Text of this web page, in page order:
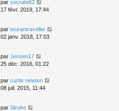
par socrate62
17 févr. 2019, 17:44
par tourantraveller
02 janv. 2018, 17:03
par Jensen17
25 déc. 2016, 01:22
par curtis newton
08 juil. 2015, 11:44
par Stroke